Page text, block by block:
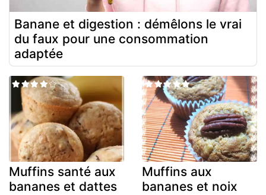
Banane et digestion : démêlons le vrai
du faux pour une consommation
adaptée
Muffins santé aux
bananes et dattes
Muffins aux
bananes et noix